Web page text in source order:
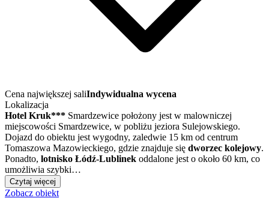
Cena największej saliIndywidualna wycena
Lokalizacja
Hotel Kruk*** Smardzewice położony jest w malowniczej
miejscowości Smardzewice, w pobliżu jeziora Sulejowskiego.
Dojazd do obiektu jest wygodny, zaledwie 15 km od centrum
Tomaszowa Mazowieckiego, gdzie znajduje się dworzec kolejowy.
Ponadto, lotnisko Łódź-Lublinek oddalone jest o około 60 km, co
umożliwia szybki…
Czytaj więcej
Zobacz obiekt